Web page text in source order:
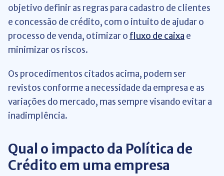
objetivo definir as regras para cadastro de clientes
e concessão de crédito, com o intuito de ajudar o
processo de venda, otimizar o fluxo de caixa e
minimizar os riscos.
Os procedimentos citados acima, podem ser
revistos conforme a necessidade da empresa e as
variações do mercado, mas sempre visando evitar a
inadimplência.
Qual o impacto da Política de
Crédito em uma empresa